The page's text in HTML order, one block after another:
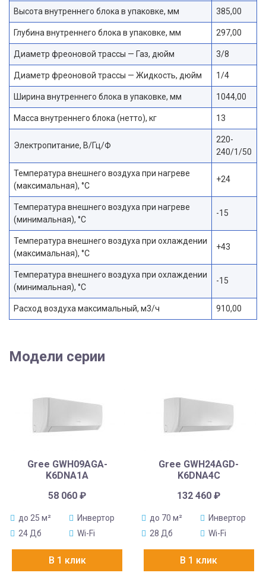
Высота внутреннего блока в упаковке, мм 385,00
Глубина внутреннего блока в упаковке, мм 297,00
Диаметр фреоновой трассы — Газ, дюйм 3/8
Диаметр фреоновой трассы — Жидкость, дюйм 1/4
Ширина внутреннего блока в упаковке, мм 1044,00
Масса внутреннего блока (нетто), кг 13
Электропитание, В/Гц/Ф
220-
240/1/50
Температура внешнего воздуха при нагреве
(максимальная), °С
+24
Температура внешнего воздуха при нагреве
(минимальная), °С
-15
Температура внешнего воздуха при охлаждении
(максимальная), °С
+43
Температура внешнего воздуха при охлаждении
(минимальная), °С
-15
Расход воздуха максимальный, м3/ч 910,00
Модели серии
Gree GWH09AGA-
K6DNA1A
58 060₽
до 25 м²
Инвертор
24 Дб
Wi-Fi
В 1 клик
Gree GWH24AGD-
K6DNA4C
132 460₽
до 70 м²
Инвертор
28 Дб
Wi-Fi
В 1 клик